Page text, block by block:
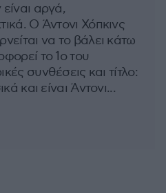
αργά,
Ο Άντονι Χόπκινς
να το βάλει κάτω
το 1ο του
συνθέσεις και τίτλο:
και είναι Άντονι...